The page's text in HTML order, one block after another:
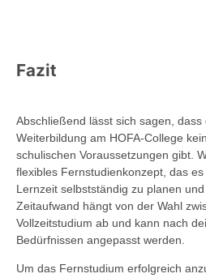
Fazit
Abschließend lässt sich sagen, dass
Weiterbildung am HOFA-College
schulischen Voraussetzungen gibt.
flexibles Fernstudienkonzept, das
Lernzeit selbstständig zu planen
Zeitaufwand hängt von der Wahl
Vollzeitstudium ab und kann nach
Bedürfnissen angepasst werden.
Um das Fernstudium erfolgreich